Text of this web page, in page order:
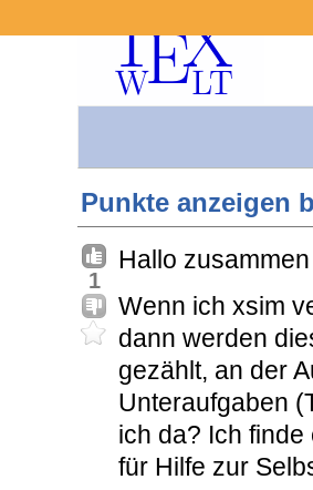
Punkte anzeigen
1
Hallo zusammen
Wenn ich xsim
dann werden
gezählt, an der
Unteraufgaben
ich da? Ich
für Hilfe zur